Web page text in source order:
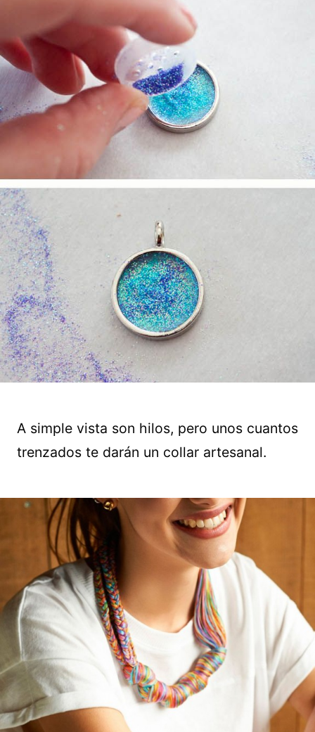
A simple vista son hilos, pero unos cuantos
trenzados te darán un collar artesanal.